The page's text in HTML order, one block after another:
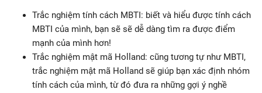
Trắc nghiệm tính cách MBTI: biết và hiểu được tính cách
MBTI của mình, bạn sẽ sẽ dễ dàng tìm ra được điểm
mạnh của mình hơn!
Trắc nghiệm mật mã Holland: cũng tương tự như MBTI,
trắc nghiệm mật mã Holland sẽ giúp bạn xác định nhóm
tính cách của mình, từ đó đưa ra những gợi ý nghề